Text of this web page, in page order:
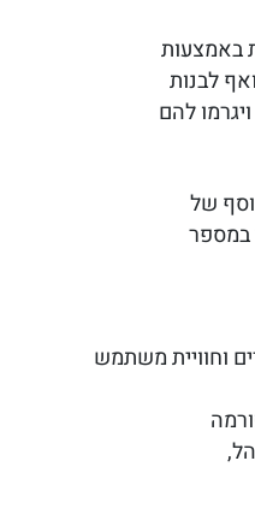
באמצעות
לבנות
להם
של
במספר
וחוויית משתמש